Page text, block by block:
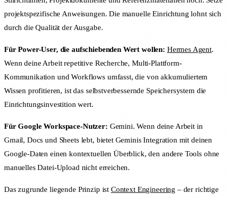
projektspezifische Anweisungen. Die manuelle Einrichtung lohnt sich
durch die Qualität der Ausgabe.
Für Power-User, die aufschiebenden Wert wollen: Hermes Agent.
Wenn deine Arbeit repetitive Recherche, Multi-Plattform-
Kommunikation und Workflows umfasst, die von akkumuliertem
Wissen profitieren, ist das selbstverbessernde Speichersystem die
Einrichtungsinvestition wert.
Für Google Workspace-Nutzer: Gemini. Wenn deine Arbeit in
Gmail, Docs und Sheets lebt, bietet Geminis Integration mit deinen
Google-Daten einen kontextuellen Überblick, den andere Tools ohne
manuelles Datei-Upload nicht erreichen.
Das zugrunde liegende Prinzip ist Context Engineering – der richtige